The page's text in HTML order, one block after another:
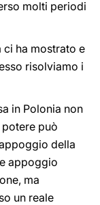
molti periodi
ci ha mostrato e
risolviamo i
in Polonia non
può
della
appoggio
ma
un reale